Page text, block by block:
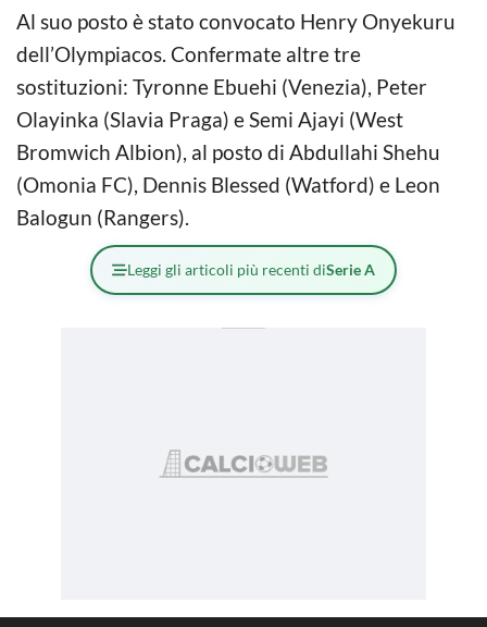
Al suo posto è stato convocato Henry Onyekuru
dell’Olympiacos. Confermate altre tre
sostituzioni: Tyronne Ebuehi (Venezia), Peter
Olayinka (Slavia Praga) e Semi Ajayi (West
Bromwich Albion), al posto di Abdullahi Shehu
(Omonia FC), Dennis Blessed (Watford) e Leon
Balogun (Rangers).
Leggi gli articoli più recenti diSerie A